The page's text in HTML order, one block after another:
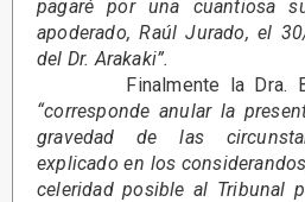
pagaré por una cuantiosa
apoderado, Raúl Jurado, el
del Dr. Arakaki”.
Finalmente la Dra.
“corresponde anular la
gravedad de las
explicado en los
celeridad posible al Tribunal